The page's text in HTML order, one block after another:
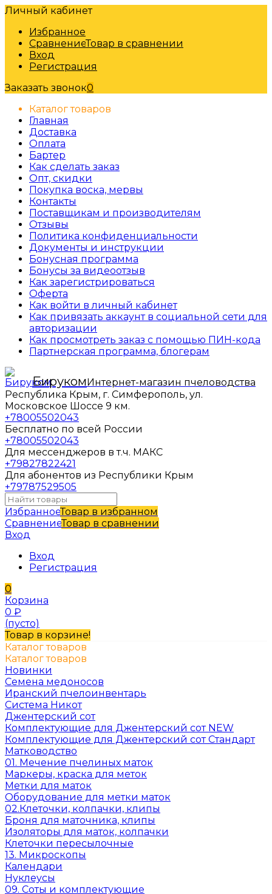
Личный кабинет
Избранное
СравнениеТовар в сравнении
Вход
Регистрация
Заказать звонок0
Каталог товаров
Главная
Доставка
Оплата
Бартер
Как сделать заказ
Опт, скидки
Покупка воска, мервы
Контакты
Поставщикам и производителям
Отзывы
Политика конфиденциальности
Документы и инструкции
Бонусная программа
Бонусы за видеоотзыв
Как зарегистрироваться
Оферта
Как войти в личный кабинет
Как привязать аккаунт в социальной сети для
авторизации
Как просмотреть заказ с помощью ПИН-кода
Партнерская программа, блогерам
БирукомИнтернет-магазин пчеловодства
Республика Крым, г. Симферополь, ул.
Московское Шоссе 9 км.
+78005502043
Бесплатно по всей России
+78005502043
Для мессенджеров в т.ч. МАКС
+79827822421
Для абонентов из Республики Крым
+79787529505
ИзбранноеТовар в избранном
СравнениеТовар в сравнении
Вход
Вход
Регистрация
0
Корзина
0 ₽
(пусто)
Товар в корзине!
Каталог товаров
Каталог товаров
Новинки
Семена медоносов
Иранский пчелоинвентарь
Система Никот
Джентерский сот
Комплектующие для Джентерский сот NEW
Комплектующие для Джентерский сот Стандарт
Матководство
01. Мечение пчелиных маток
Маркеры, краска для меток
Метки для маток
Оборудование для метки маток
02.Клеточки, колпачки, клипы
Броня для маточника, клипы
Изоляторы для маток, колпачки
Клеточки пересылочные
13. Микроскопы
Календари
Нуклеусы
09. Соты и комплектующие